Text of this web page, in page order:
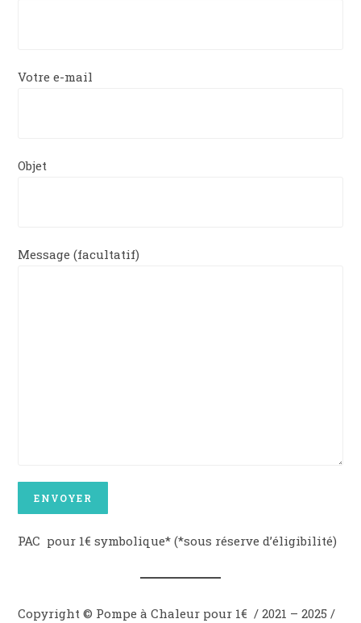
Votre e-mail
Objet
Message (facultatif)
PAC pour 1€ symbolique* (*sous réserve d’éligibilité)
Copyright © Pompe à Chaleur pour 1€ / 2021 – 2025 /